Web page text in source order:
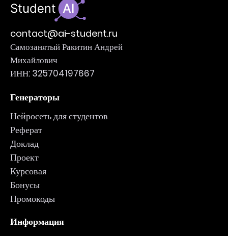
contact@ai-student.ru
Самозанятый Ракитин Андрей
Михайлович
ИНН: 325704197667
Генераторы
Нейросеть для студентов
Реферат
Доклад
Проект
Курсовая
Бонусы
Промокоды
Информация